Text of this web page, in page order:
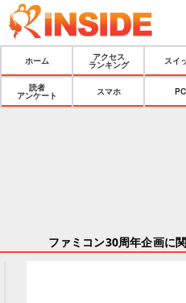
ホーム
アクセス
ランキング
スイ
読者
アンケート
スマホ PC
ファミコン30周年企画に